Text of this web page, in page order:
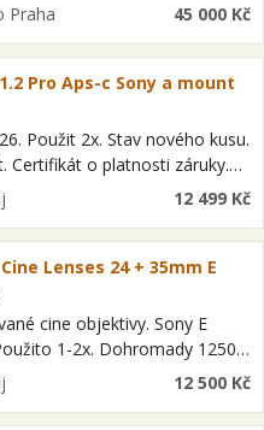
Praha 45 000 Kč
Pro Aps-c Sony a mount
Použit 2x. Stav nového kusu.
Certifikát o platnosti záruky.
Zbox. Platba předem na
12 499 Kč
Lenses 24 + 35mm E
cine objektivy. Sony E
1-2x. Dohromady 12500.
Kč. Při rychlém jednání sleva.
"Jaké máte…
12 500 Kč